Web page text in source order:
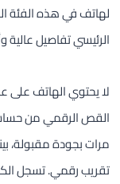
الرئيسي تفاصيل
لا يحتوي الهاتف